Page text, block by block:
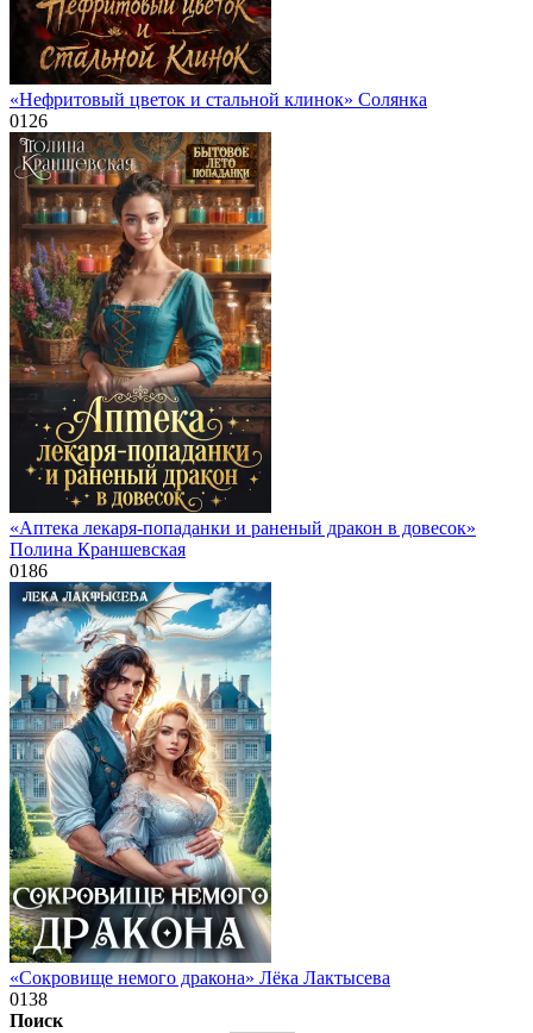
«Нефритовый цветок и стальной клинок» Солянка
0126
«Аптека лекаря-попаданки и раненый дракон в довесок»
Полина Краншевская
0186
«Сокровище немого дракона» Лёка Лактысева
0138
Поиск